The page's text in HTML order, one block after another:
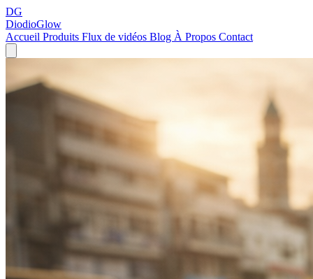
DG
DiodioGlow
Accueil Produits Flux de vidéos Blog À Propos Contact